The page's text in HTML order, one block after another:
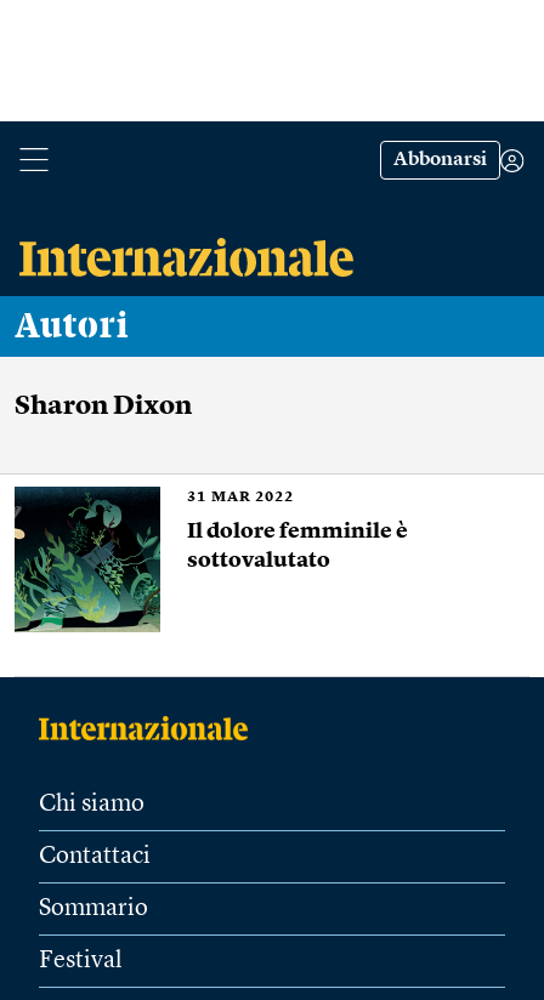
Abbonarsi
Autori
Sharon Dixon
31 MAR 2022
Il dolore femminile è
sottovalutato
Chi siamo
Contattaci
Sommario
Festival